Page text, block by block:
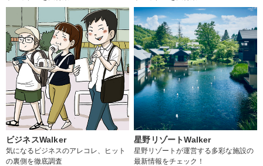
ビジネスWalker
気になるビジネスのアレコレ、ヒット
の裏側を徹底調査
星野リゾートWalker
星野リゾートが運営する多彩な施設の
最新情報をチェック！